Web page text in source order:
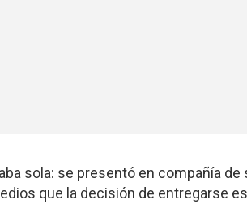
sola: se presentó en compañía de
que la decisión de entregarse